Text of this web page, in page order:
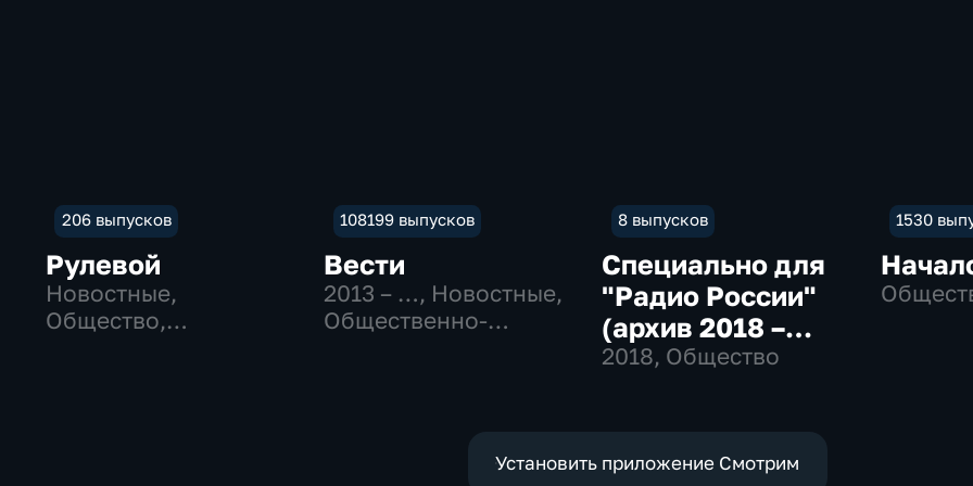
206 выпусков
Рулевой
Новостные,
Общество,
108199 выпусков
Вести
2013 – …, Новостные,
Общественно-
8 выпусков
Специально для
"Радио России"
(архив 2018 –
2019)
2018, Общество
1530
Установить приложение Смотрим